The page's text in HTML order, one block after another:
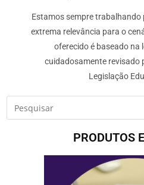
Estamos sempre
extrema relevância para o
oferecido é baseado na
cuidadosamente revisado
Legislação
PRODUTOS